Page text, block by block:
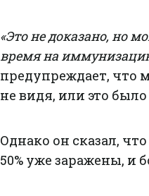
«Это не доказано, но
время на
предупреждает, что
не видя, или это
Однако он сказал,
50% уже заражены, и